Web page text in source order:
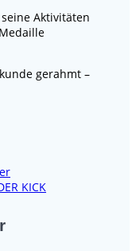
Aktivitäten
gerahmt –
KICK